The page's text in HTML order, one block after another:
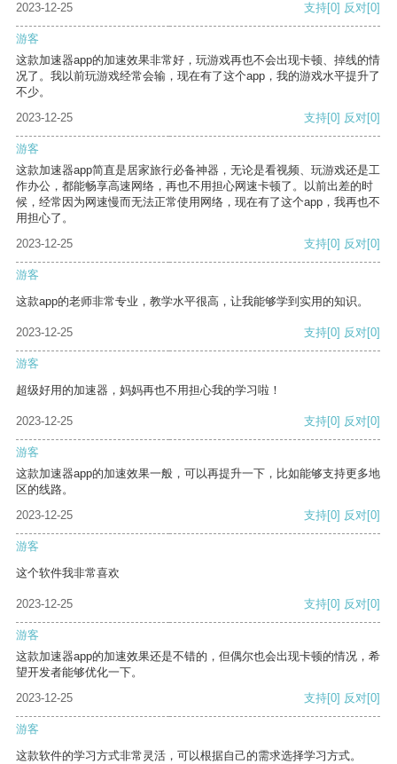
2023-12-25
支持[0] 反对[0]
游客
这款加速器app的加速效果非常好，玩游戏再也不会出现卡顿、掉线的情
况了。我以前玩游戏经常会输，现在有了这个app，我的游戏水平提升了
不少。
2023-12-25
支持[0] 反对[0]
游客
这款加速器app简直是居家旅行必备神器，无论是看视频、玩游戏还是工
作办公，都能畅享高速网络，再也不用担心网速卡顿了。以前出差的时
候，经常因为网速慢而无法正常使用网络，现在有了这个app，我再也不
用担心了。
2023-12-25
支持[0] 反对[0]
游客
这款app的老师非常专业，教学水平很高，让我能够学到实用的知识。
2023-12-25 支持[0] 反对[0]
游客
超级好用的加速器，妈妈再也不用担心我的学习啦！
2023-12-25 支持[0] 反对[0]
游客
这款加速器app的加速效果一般，可以再提升一下，比如能够支持更多地
区的线路。
2023-12-25
支持[0] 反对[0]
游客
这个软件我非常喜欢
2023-12-25 支持[0] 反对[0]
游客
这款加速器app的加速效果还是不错的，但偶尔也会出现卡顿的情况，希
望开发者能够优化一下。
2023-12-25
支持[0] 反对[0]
游客
这款软件的学习方式非常灵活，可以根据自己的需求选择学习方式。